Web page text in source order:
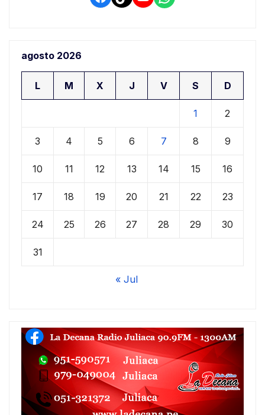
agosto 2026
L M X J V S D
1 2
3 4 5 6 7 8 9
10 11 12 13 14 15 16
17 18 19 20 21 22 23
24 25 26 27 28 29 30
31
« Jul